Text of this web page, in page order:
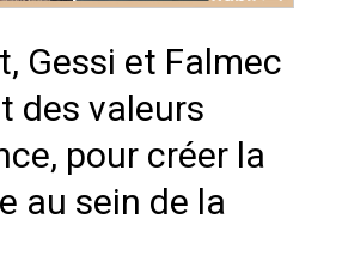
Gessi et Falmec
des valeurs
pour créer la
au sein de la